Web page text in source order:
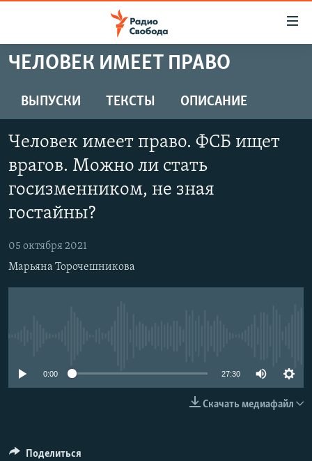
упрощенного
Вернуться
к
основному
Вернутся
главной
Вернутся
поиску
ПОДКАСТЫ
ЦИТАТЫ СВОБОДЫ
МНЕНИЯ
КАВКАЗ.РЕАЛИИ
СЕВЕР.РЕАЛИИ
СОЦИАЛЬНЫЕ СЕТИ
ЧЕЛОВЕК ИМЕЕТ ПРАВО
ВЫПУСКИ ТЕКСТЫ ОПИСАНИЕ
Человек имеет право. ФСБ ищет
врагов. Можно ли стать
госизменником, не зная
гостайны?
05 октября 2021
Марьяна Торочешникова
0:00 27:30
Скачать медиафайл
Поделиться